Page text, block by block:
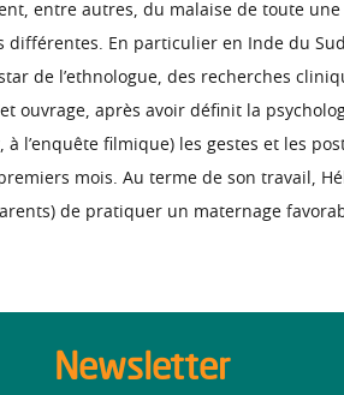
entre autres, du malaise de toute
En particulier en Inde du
de l’ethnologue, des recherches
ouvrage, après avoir définit la
l’enquête filmique) les gestes et les
mois. Au terme de son travail,
de pratiquer un maternage
Newsletter